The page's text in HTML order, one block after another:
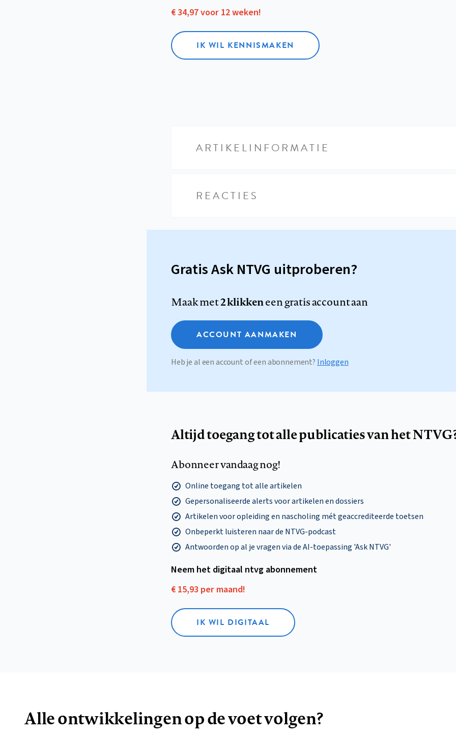
€ 34,97 voor 12 weken!
IK WIL KENNISMAKEN
ARTIKELINFORMATIE
REACTIES
Gratis Ask NTVG uitproberen?
Maak met2 klikkeneen gratis account aan
ACCOUNT AANMAKEN
Heb je al een account of een abonnement? Inloggen
Altijd toegang tot alle publicaties van het
Abonneer vandaag nog!
Online toegang tot alle artikelen
Gepersonaliseerde alerts voor artikelen en dossiers
Artikelen voor opleiding en nascholing mét geaccrediteerde toetsen
Onbeperkt luisteren naar de NTVG-podcast
Antwoorden op al je vragen via de AI-toepassing 'Ask NTVG'
Neem het digitaal ntvg abonnement
€ 15,93 per maand!
IK WIL DIGITAAL
Alle ontwikkelingen op de voet volgen?